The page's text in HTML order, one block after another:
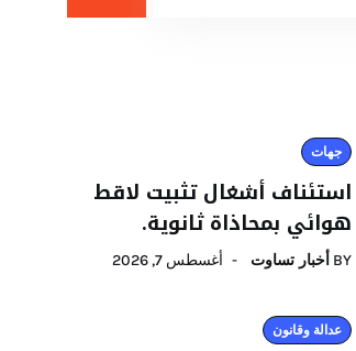
جهات
استئناف أشغال تثبيت لاقط
هوائي بمحاذاة ثانوية.
BY أخبار تساوت أغسطس 7, 2026
عدالة وقانون